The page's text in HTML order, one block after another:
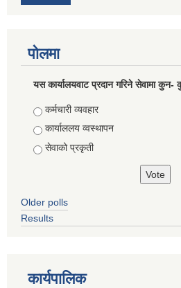
पोलमा
यस कार्यालयवाट प्रदान गरिने सेवामा कुन-
Choices
कर्मचारी व्यवहार
कार्याललय व्वस्थापन
सेवाको प्रकृती
Older polls
Results
कार्यपालिक